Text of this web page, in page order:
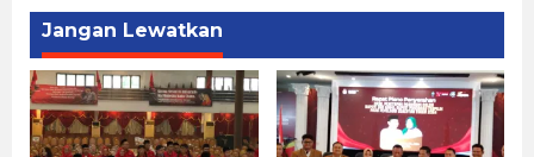
Jangan Lewatkan